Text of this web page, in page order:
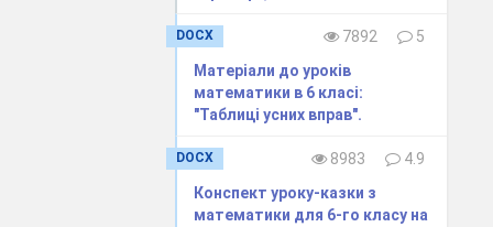
DOCX 7892
5
Матеріали до уроків
математики в 6 класі:
"Таблиці усних вправ".
DOCX 8983
4.9
Конспект уроку-казки з
математики для 6-го класу на